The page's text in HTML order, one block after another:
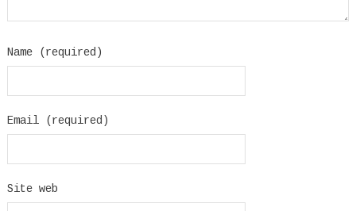
Name (required)
Email (required)
Site web